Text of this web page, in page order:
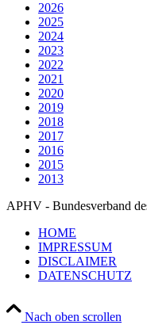
2026
2025
2024
2023
2022
2021
2020
2019
2018
2017
2016
2015
2013
APHV - Bundesverband
HOME
IMPRESSUM
DISCLAIMER
DATENSCHUTZ
Nach oben scrollen